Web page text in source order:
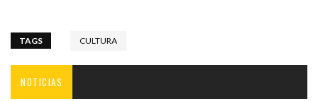
TAGS CULTURA
NOTICIAS